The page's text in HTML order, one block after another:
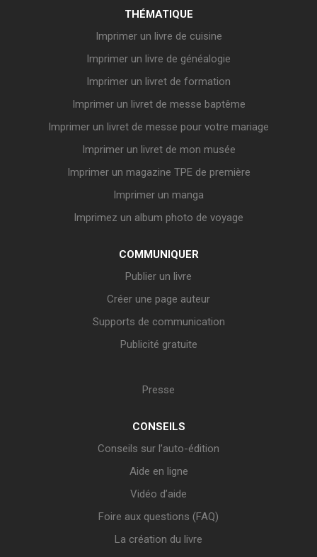
THÉMATIQUE
Imprimer un livre de cuisine
Imprimer un livre de généalogie
Imprimer un livret de formation
Imprimer un livret de messe baptême
Imprimer un livret de messe pour votre mariage
Imprimer un livret de mon musée
Imprimer un magazine TPE de première
Imprimer un manga
Imprimez un album photo de voyage
COMMUNIQUER
Publier un livre
Créer une page auteur
Supports de communication
Publicité gratuite
Presse
CONSEILS
Conseils sur l’auto-édition
Aide en ligne
Vidéo d’aide
Foire aux questions (FAQ)
La création du livre